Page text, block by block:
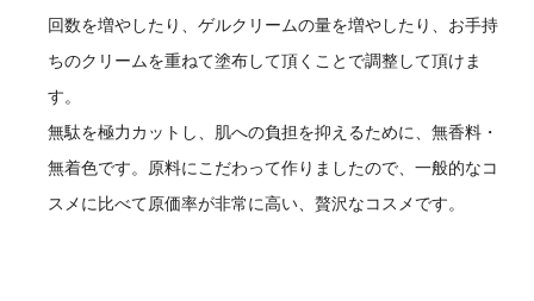
回数を増やしたり、ゲルクリームの量を増やしたり、お手持
ちのクリームを重ねて塗布して頂くことで調整して頂けま
す。
無駄を極力カットし、肌への負担を抑えるために、無香料・
無着色です。原料にこだわって作りましたので、一般的なコ
スメに比べて原価率が非常に高い、贅沢なコスメです。